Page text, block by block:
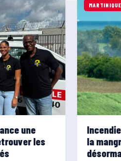
une
les
MARTINIQUE
la